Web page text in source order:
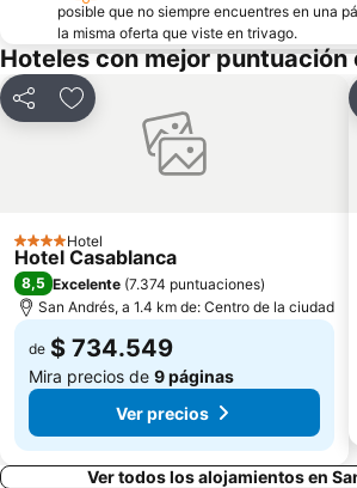
posible que no siempre encuentres en una
la misma oferta que viste en trivago.
Hoteles con mejor puntuación
CompartirAgregar a favoritos
4 Estrellas
Hotel
Hotel Casablanca
8,5 Excelente (7.374 puntuaciones)
San Andrés, a 1.4 km de: Centro de la ciudad
de $ 734.549
Mira precios de 9 páginas
Ver precios
Ver todos los alojamientos en